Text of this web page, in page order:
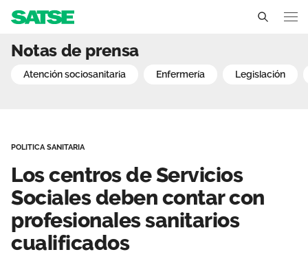
Delegados Sindicales
Estructura organizativa
Transparencia
Secciones sindicales
Servicios
Actualidad
Temas
Extremadura
Contáctanos
Los centros de
Notas de prensa
atención sociosanitaria enfermería legislación
POLITICA SANITARIA
Los centros de Servicios
Sociales deben contar con
profesionales sanitarios
cualificados